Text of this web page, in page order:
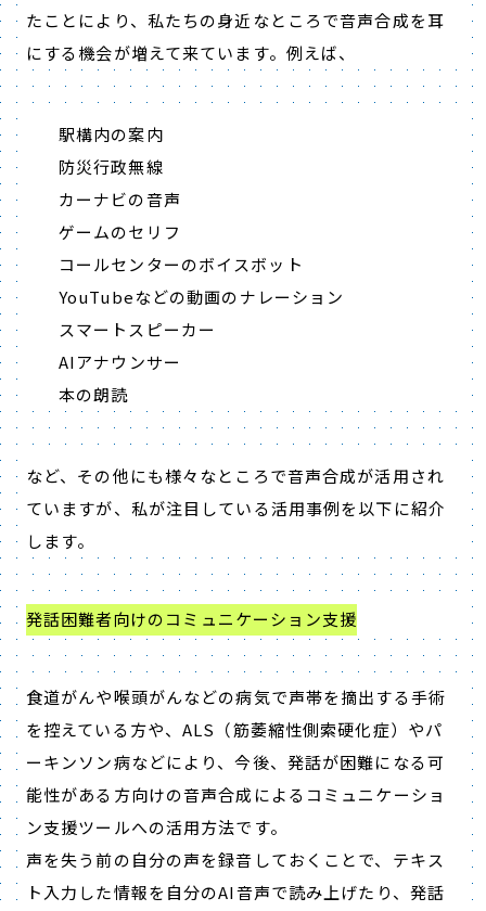
たことにより、私たちの身近なところで音声合成を耳
にする機会が増えて来ています。例えば、
駅構内の案内
防災行政無線
カーナビの音声
ゲームのセリフ
コールセンターのボイスボット
YouTubeなどの動画のナレーション
スマートスピーカー
AIアナウンサー
本の朗読
など、その他にも様々なところで音声合成が活用され
ていますが、私が注目している活用事例を以下に紹介
します。
発話困難者向けのコミュニケーション支援
食道がんや喉頭がんなどの病気で声帯を摘出する手術
を控えている方や、ALS（筋萎縮性側索硬化症）やパ
ーキンソン病などにより、今後、発話が困難になる可
能性がある方向けの音声合成によるコミュニケーショ
ン支援ツールへの活用方法です。
声を失う前の自分の声を録音しておくことで、テキス
ト入力した情報を自分のAI音声で読み上げたり、発話